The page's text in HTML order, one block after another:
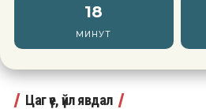
18
МИНУТ
Цаг үе, үйл явдал